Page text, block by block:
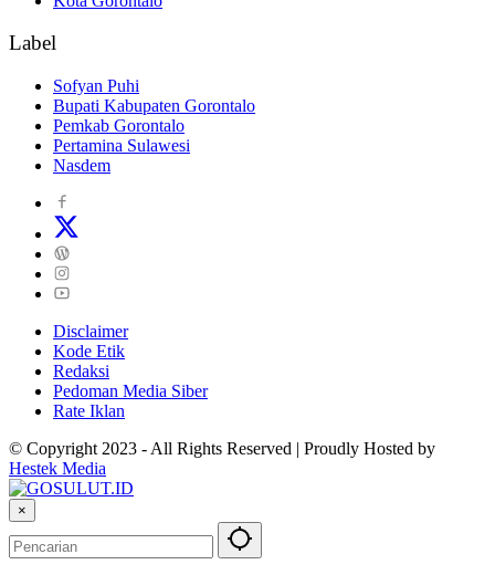
Label
Sofyan Puhi
Bupati Kabupaten Gorontalo
Pemkab Gorontalo
Pertamina Sulawesi
Nasdem
Disclaimer
Kode Etik
Redaksi
Pedoman Media Siber
Rate Iklan
© Copyright 2023 - All Rights Reserved | Proudly Hosted by
Hestek Media
×